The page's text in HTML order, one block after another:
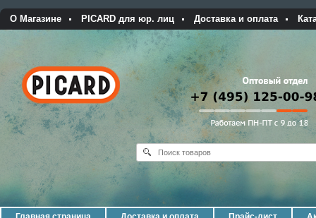
О Магазине PICARD для юр. лиц Доставка и оплата